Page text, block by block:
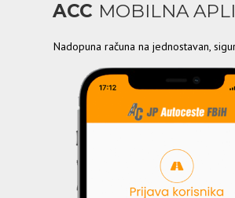
ACC MOBILNA
Nadopuna računa na jednostavan,